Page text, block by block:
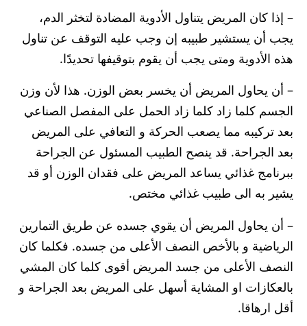
– إذا كان المريض يتناول الأدوية المضادة لتخثر الدم،
يجب أن يستشير طبيبه إن وجب عليه التوقف عن تناول
هذه الأدوية ومتى يجب أن يقوم بتوقيفها تحديدًا.
– أن يحاول المريض أن يخسر بعض الوزن. هذا لأن وزن
الجسم كلما زاد كلما زاد الحمل على المفصل الصناعي
بعد تركيبه مما يصعب الحركة و التعافي على المريض
بعد الجراحة. قد ينصح الطبيب المسئول عن الجراحة
ببرنامج غذائي يساعد المريض على فقدان الوزن أو قد
يشير به الى طبيب غذائي مختص.
– أن يحاول المريض أن يقوي جسده عن طريق التمارين
الرياضية و بالأخص النصف الأعلى من جسده. فكلما كان
النصف الأعلى من جسد المريض أقوى كلما كان المشي
بالعكازات او المشاية أسهل على المريض بعد الجراحة و
أقل ارهاقا.